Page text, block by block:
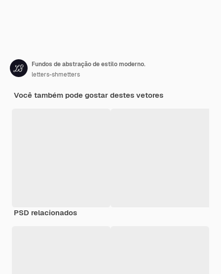
Fundos de abstração de estilo moderno.
letters-shmetters
Você também pode gostar destes vetores
PSD relacionados